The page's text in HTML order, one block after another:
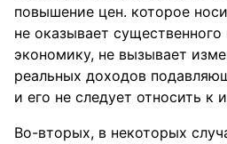
повышение цен. которое
не оказывает существенного
экономику, не вызывает
реальных доходов
и его не следует относить к
Во-вторых, в некоторых